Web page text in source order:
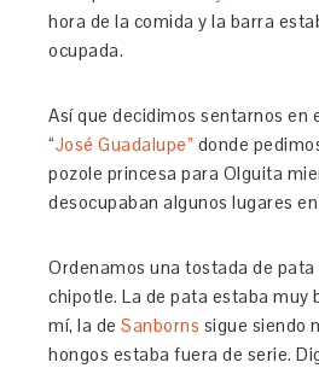
hora de la comida y la barra
ocupada.
Así que decidimos sentarnos en
“José Guadalupe” donde
pozole princesa para Olguita
desocupaban algunos lugares
Ordenamos una tostada de pata
chipotle. La de pata estaba muy
mí, la deSanborns sigue siendo
hongos estaba fuera de serie.